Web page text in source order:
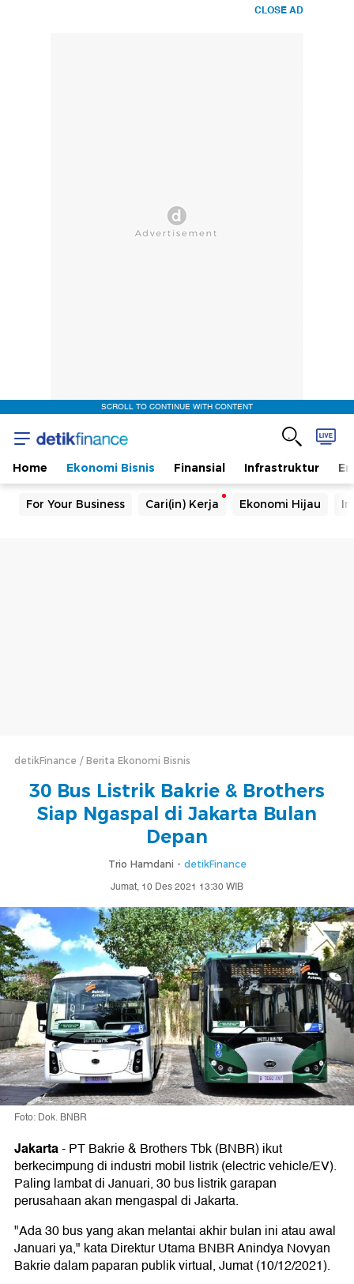
CLOSE AD
SCROLL TO CONTINUE WITH CONTENT
Home Ekonomi Bisnis Finansial Infrastruktur
For Your Business Cari(in) Kerja Ekonomi Hijau
detikFinance Berita Ekonomi Bisnis
30 Bus Listrik Bakrie & Brothers
Siap Ngaspal di Jakarta Bulan
Depan
Trio Hamdani - detikFinance
Jumat, 10 Des 2021 13:30 WIB
Foto: Dok. BNBR
Jakarta-PT Bakrie & Brothers Tbk (BNBR) ikut
berkecimpung di industri mobil listrik (electric vehicle/EV).
Paling lambat di Januari, 30 bus listrik garapan
perusahaan akan mengaspal di Jakarta.
"Ada 30 bus yang akan melantai akhir bulan ini atau awal
Januari ya," kata Direktur Utama BNBR Anindya Novyan
Bakrie dalam paparan publik virtual, Jumat (10/12/2021).